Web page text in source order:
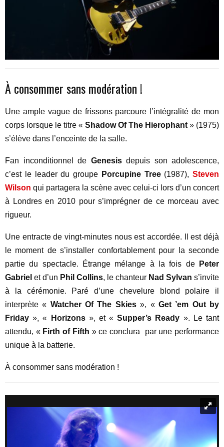
À consommer sans modération !
Une ample vague de frissons parcoure l’intégralité de mon
corps lorsque le titre « Shadow Of The Hierophant » (1975)
s’élève dans l’enceinte de la salle.
Fan inconditionnel de Genesisdepuis son adolescence,
c’est le leader du groupe Porcupine Tree (1987), Steven
Wilson qui partagera la scène avec celui-ci lors d’un concert
à Londres en 2010 pour s’imprégner de ce morceau avec
rigueur.
Une entracte de vingt-minutes nous est accordée. Il est déjà
le moment de s’installer confortablement pour la seconde
partie du spectacle. Étrange mélange à la fois de
Peter
Gabriel et d’un Phil Collins, le chanteur Nad Sylvan s’invite
à la cérémonie. Paré d’une chevelure blond polaire il
interprète « Watcher Of The Skies», « Get ’em Out by
Friday », « Horizons», et «Supper’s Ready ». Le tant
attendu, « Firth of Fifth » ce conclura par une performance
unique à la batterie.
À consommer sans modération !